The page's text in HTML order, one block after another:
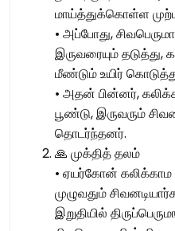
மாய்த்துக்கொள்ள
• அப்போது,
இருவரையும் தடுத்து,
மீண்டும் உயிர்
• அதன் பின்னர்,
பூண்டு, இருவரும்
தொடர்ந்தனர்.
🙏 முக்தித் தலம்
• ஏயர்கோன்
முழுவதும்
இறுதியில்